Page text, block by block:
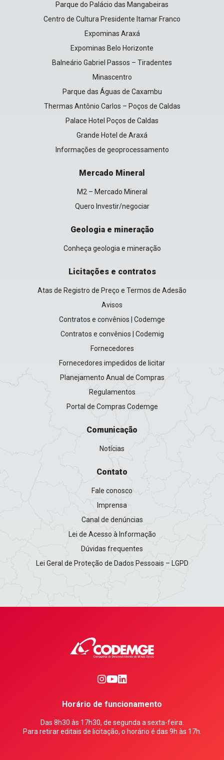
Parque do Palácio das Mangabeiras
Centro de Cultura Presidente Itamar Franco
Expominas Araxá
Expominas Belo Horizonte
Balneário Gabriel Passos – Tiradentes
Minascentro
Parque das Águas de Caxambu
Thermas Antônio Carlos – Poços de Caldas
Palace Hotel Poços de Caldas
Grande Hotel de Araxá
Informações de geoprocessamento
Mercado Mineral
M2 – Mercado Mineral
Quero Investir/negociar
Geologia e mineração
Conheça geologia e mineração
Licitações e contratos
Atas de Registro de Preço e Termos de Adesão
Avisos
Contratos e convênios | Codemge
Contratos e convênios | Codemig
Fornecedores
Fornecedores impedidos de licitar
Planejamento Anual de Compras
Regulamentos
Portal de Compras Codemge
Comunicação
Notícias
Contato
Fale conosco
Imprensa
Canal de denúncias
Lei de Acesso à Informação
Dúvidas frequentes
Lei Geral de Proteção de Dados Pessoais – LGPD
0 1 2
Horário de funcionamento
Das 8h30 às 17h30, de segunda a sexta-feira.
Para retirar editais de licitação, o horário é das 9h às 17h.